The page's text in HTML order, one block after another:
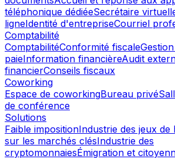
téléphonique dédiéeSecrétaire
ligneIdentité d'entrepriseCourriel
Comptabilité
ComptabilitéConformité fiscale
paieInformation financièreAudit
financierConseils fiscaux
Coworking
Espace de coworkingBureau privé
de conférence
Solutions
Faible impositionIndustrie des jeux de
sur les marchés clésIndustrie des
cryptomonnaiesÉmigration et